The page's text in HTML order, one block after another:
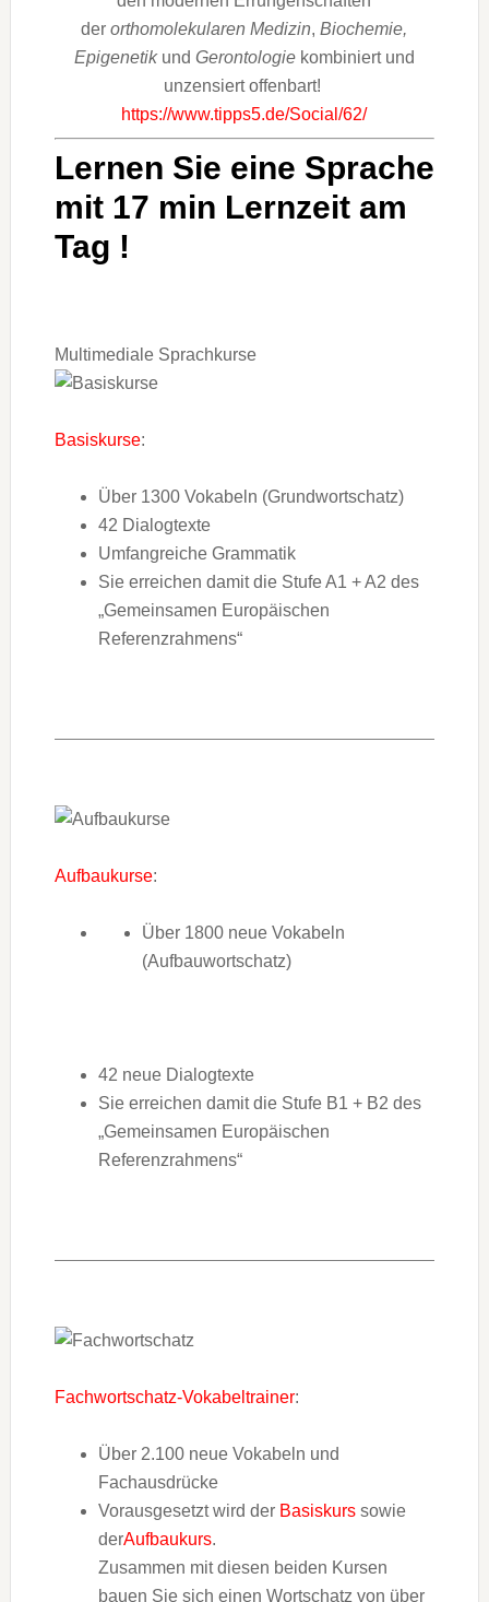
derorthomolekularen Medizin,Biochemie,
Epigenetik und Gerontologiekombiniert und
unzensiert offenbart!
https://www.tipps5.de/Social/62/
Lernen Sie eine Sprache
mit 17 min Lernzeit am
Tag !
Multimediale Sprachkurse
Basiskurse:
Über 1300 Vokabeln (Grundwortschatz)
42 Dialogtexte
Umfangreiche Grammatik
Sie erreichen damit die Stufe A1 + A2 des
„Gemeinsamen Europäischen
Referenzrahmens“
Aufbaukurse:
Über 1800 neue Vokabeln
(Aufbauwortschatz)
42 neue Dialogtexte
Sie erreichen damit die Stufe B1 + B2 des
„Gemeinsamen Europäischen
Referenzrahmens“
Fachwortschatz-Vokabeltrainer:
Über 2.100 neue Vokabeln und
Fachausdrücke
Vorausgesetzt wird der Basiskurssowie
derAufbaukurs.
Zusammen mit diesen beiden Kursen
bauen Sie sich einen Wortschatz von über